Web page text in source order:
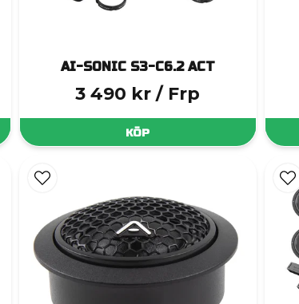
AI-SONIC S3-C6.2 ACT
3 490 kr / Frp
KÖP